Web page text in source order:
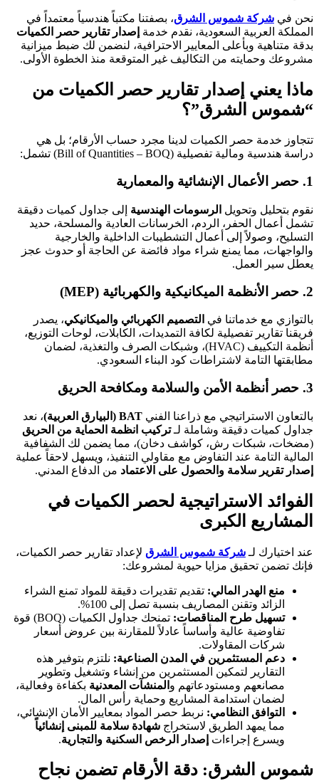
نحن في شركة شموس الشرق، بصفتنا مكتباً هندسياً معتمداً في
المملكة العربية السعودية، نقدم خدمة إصدار تقارير حصر الكميات
بدقة متناهية وبأعلى المعايير الاحترافية، لنضمن لك ضبط ميزانية
مشروعك وحمايته من التكاليف غير المتوقعة منذ الخطوة الأولى.
ماذا يعني إصدار تقارير حصر الكميات من
“شموس الشرق”؟
تتجاوز خدمة حصر الكميات لدينا مجرد حساب الأرقام؛ بل هي
دراسة هندسية ومالية تفصيلية (Bill of Quantities – BOQ) تشمل:
1. حصر الأعمال الإنشائية والمعمارية
نقوم بتحليل وتحويل الرسومات الهندسية إلى جداول كميات دقيقة
تشمل أعمال الحفر، الردم، الخرسانات العادية والمسلحة، حديد
التسليح، وصولاً إلى أعمال التشطيبات الداخلية والخارجية
والواجهات، مما يمنع شراء مواد فائضة عن الحاجة أو حدوث عجز
يعطل سير العمل.
2. حصر الأنظمة الميكانيكية والكهربائية (MEP)
بالتوازي مع خدماتنا في التصميم الكهربائي والميكانيكي، يصدر
فريقنا تقارير تفصيلية لكافة التمديدات، الكابلات، لوحات التوزيع،
أنظمة التكييف (HVAC)، وشبكات الصرف والتغذية، لضمان
مطابقتها التامة لاشتراطات كود البناء السعودي.
3. حصر أنظمة الأمن والسلامة ومكافحة الحريق
بالتعاون الاستراتيجي مع ذراعنا الفني BAT (البيارق العربية)
، نعد
جداول كميات دقيقة وشاملة لـتركيب انظمة الحماية من الحريق
(مضخات، شبكات رش، كواشف دخان)، مما يضمن لك الشفافية
المالية التامة عند التفاوض مع مقاولي التنفيذ، ويسهل لاحقاً عملية
إصدار تقرير سلامة والحصول على الاعتماد من الدفاع المدني.
الفوائد الاستراتيجية لحصر الكميات في
المشاريع الكبرى
عند اختيارك لـ شركة شموس الشرق لإعداد تقارير حصر الكميات،
فإنك تضمن تحقيق مزايا حيوية لمشروعك:
منع الهدر المالي: تقديم تقديرات دقيقة للمواد تمنع الشراء
الزائد وتقنن المصاريف بنسبة تصل إلى 100%.
تسهيل طرح المناقصات:
تمنحك جداول الكميات (BOQ) قوة
تفاوضية عالية وأساساً عادلاً للمقارنة بين عروض أسعار
شركات المقاولات.
دعم المستثمرين في المدن الصناعية: نلتزم بتوفير هذه
التقارير لتمكين المستثمرين من إنشاء وتشغيل وتطوير
مصانعهم ومستودعاتهم و المنشآت المعدنية بكفاءة وفعالية،
لضمان استدامة المشاريع وحماية رأس المال.
التوافق النظامي: نربط حصر المواد بمعايير الأمان الإنشائي،
مما يمهد الطريق لاستخراج شهادة سلامة للمبنى إنشائياً
ويسرع إجراءات إصدار الرخص السكنية والتجارية.
شموس الشرق: دقة الأرقام تضمن نجاح